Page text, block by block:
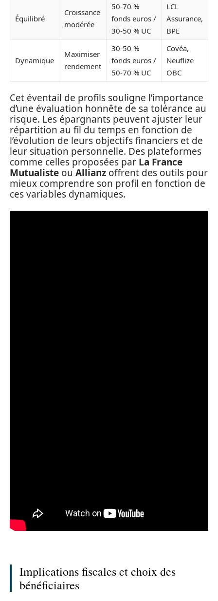
Équilibré
Croissance
modérée
50-70 %
fonds euros /
30-50 % UC
LCL
Assurance,
BPE
Dynamique
Maximiser
rendement
30-50 %
fonds euros /
50-70 % UC
Covéa,
Neuflize
OBC
Cet éventail de profils souligne l’importance
d’une évaluation honnête de sa tolérance au
risque. Les épargnants peuvent ajuster leur
répartition au fil du temps en fonction de
l’évolution de leurs objectifs financiers et de
leur situation personnelle. Des plateformes
comme celles proposées par La France
Mutualiste ou Allianz offrent des outils pour
mieux comprendre son profil en fonction de
ces variables dynamiques.
Implications fiscales et choix des
bénéficiaires